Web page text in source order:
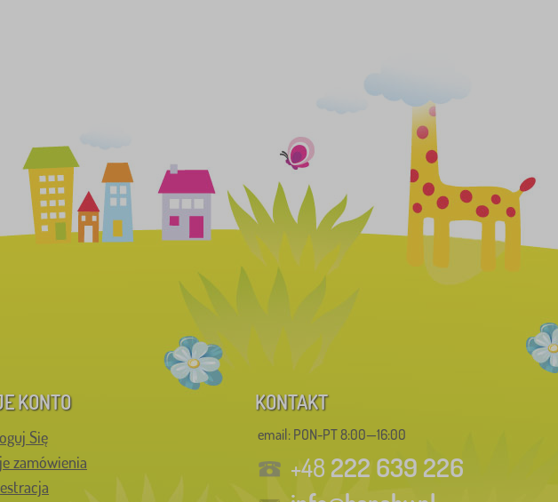
KONTO
Się
zamówienia
KONTAKT
email: PON-PT 8:00—16:00
+48222 639 226